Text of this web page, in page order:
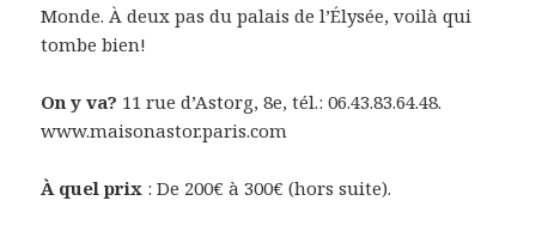
Monde. À deux pas du palais de l’Élysée, voilà qui
tombe bien!
On y va? 11 rue d’Astorg, 8e, tél.: 06.43.83.64.48.
www.maisonastor.paris.com
À quel prix : De 200€ à 300€ (hors suite).